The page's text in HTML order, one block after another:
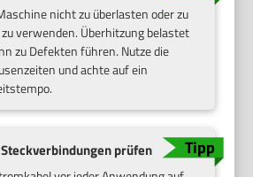
nicht zu überlasten oder zu
verwenden. Überhitzung belastet
zu Defekten führen. Nutze die
und achte auf ein
prüfen